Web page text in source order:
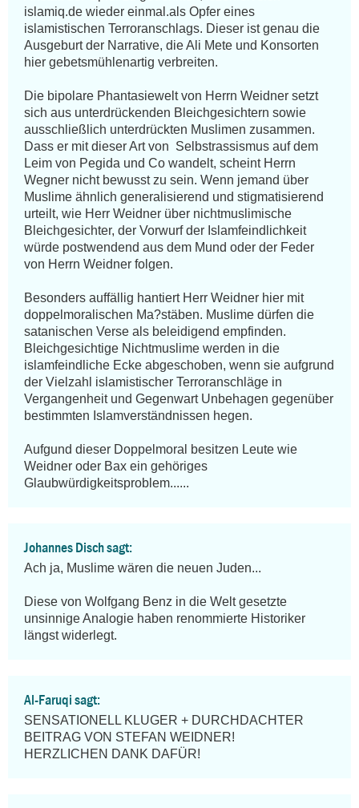
islamiq.de wieder einmal.als Opfer eines
islamistischen Terroranschlags. Dieser ist genau die
Ausgeburt der Narrative, die Ali Mete und Konsorten
hier gebetsmühlenartig verbreiten.
Die bipolare Phantasiewelt von Herrn Weidner setzt
sich aus unterdrückenden Bleichgesichtern sowie
ausschließlich unterdrückten Muslimen zusammen.
Dass er mit dieser Art von  Selbstrassismus auf dem
Leim von Pegida und Co wandelt, scheint Herrn
Wegner nicht bewusst zu sein. Wenn jemand über
Muslime ähnlich generalisierend und stigmatisierend
urteilt, wie Herr Weidner über nichtmuslimische
Bleichgesichter, der Vorwurf der Islamfeindlichkeit
würde postwendend aus dem Mund oder der Feder
von Herrn Weidner folgen.
Besonders auffällig hantiert Herr Weidner hier mit
doppelmoralischen Ma?stäben. Muslime dürfen die
satanischen Verse als beleidigend empfinden.
Bleichgesichtige Nichtmuslime werden in die
islamfeindliche Ecke abgeschoben, wenn sie aufgrund
der Vielzahl islamistischer Terroranschläge in
Vergangenheit und Gegenwart Unbehagen gegenüber
bestimmten Islamverständnissen hegen.
Aufgund dieser Doppelmoral besitzen Leute wie
Weidner oder Bax ein gehöriges
Glaubwürdigkeitsproblem......
Johannes Disch sagt:
Ach ja, Muslime wären die neuen Juden...
Diese von Wolfgang Benz in die Welt gesetzte
unsinnige Analogie haben renommierte Historiker
längst widerlegt.
Al-Faruqi sagt:
SENSATIONELL KLUGER + DURCHDACHTER
BEITRAG VON STEFAN WEIDNER!
HERZLICHEN DANK DAFÜR!